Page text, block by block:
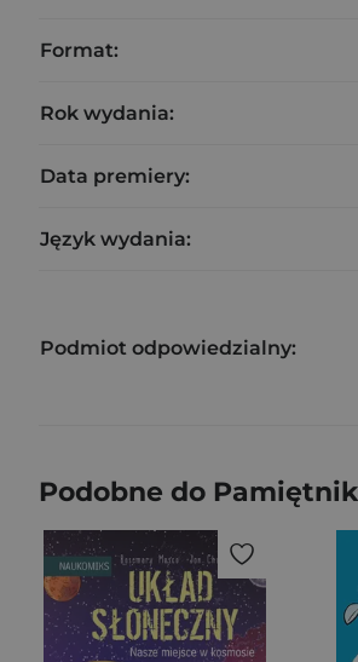
Format:
Rok wydania:
Data premiery:
Język wydania:
Podmiot odpowiedzialny:
Podobne do